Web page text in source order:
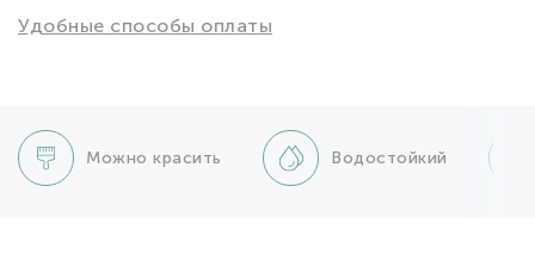
Удобные способы оплаты
Можно красить Водостойкий